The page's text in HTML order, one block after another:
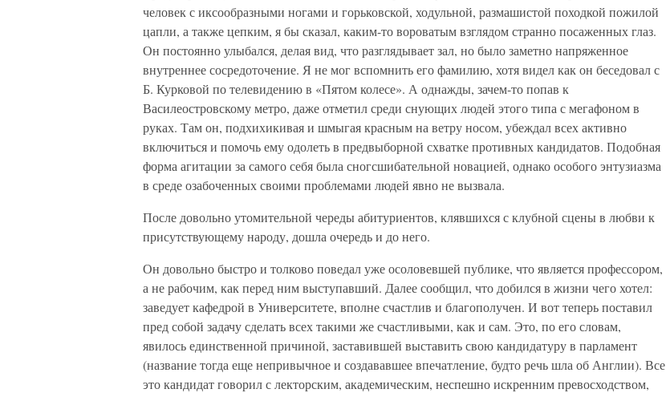
человек с иксообразными ногами и горьковской, ходульной, размашистой походкой пожилой
цапли, а также цепким, я бы сказал, каким-то вороватым взглядом странно посаженных глаз.
Он постоянно улыбался, делая вид, что разглядывает зал, но было заметно напряженное
внутреннее сосредоточение. Я не мог вспомнить его фамилию, хотя видел как он беседовал с
Б. Курковой по телевидению в «Пятом колесе». А однажды, зачем-то попав к
Василеостровскому метро, даже отметил среди снующих людей этого типа с мегафоном в
руках. Там он, подхихикивая и шмыгая красным на ветру носом, убеждал всех активно
включиться и помочь ему одолеть в предвыборной схватке противных кандидатов. Подобная
форма агитации за самого себя была сногсшибательной новацией, однако особого энтузиазма
в среде озабоченных своими проблемами людей явно не вызвала.
После довольно утомительной череды абитуриентов, клявшихся с клубной сцены в любви к
присутствующему народу, дошла очередь и до него.
Он довольно быстро и толково поведал уже осоловевшей публике, что является профессором,
а не рабочим, как перед ним выступавший. Далее сообщил, что добился в жизни чего хотел:
заведует кафедрой в Университете, вполне счастлив и благополучен. И вот теперь поставил
пред собой задачу сделать всех такими же счастливыми, как и сам. Это, по его словам,
явилось единственной причиной, заставившей выставить свою кандидатуру в парламент
(название тогда еще непривычное и создававшее впечатление, будто речь шла об Англии). Все
это кандидат говорил с лекторским, академическим, неспешно искренним превосходством,